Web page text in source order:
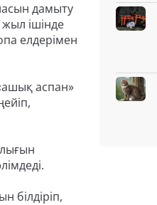
дамыту
ішінде
елдерімен
аспан»
білдіріп,